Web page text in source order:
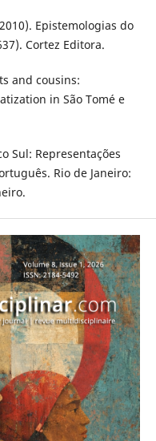
Epistemologias do
Cortez Editora.
and cousins:
in São Tomé e
Sul: Representações
Rio de Janeiro: